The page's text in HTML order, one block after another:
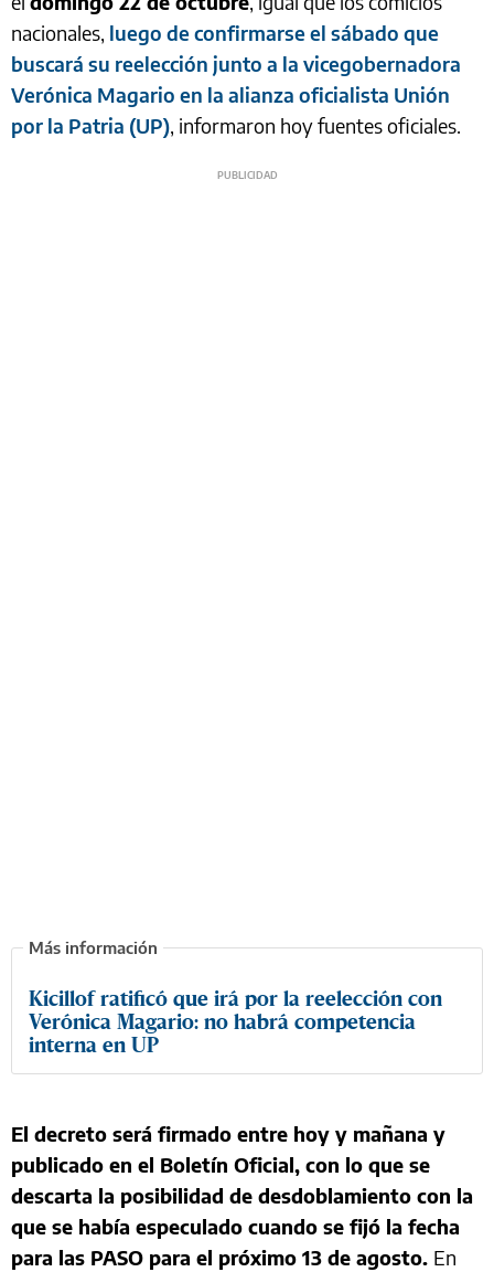
nacionales, luego de confirmarse el sábado que
buscará su reelección junto a la vicegobernadora
Verónica Magario en la alianza oficialista Unión
por la Patria (UP), informaron hoy fuentes oficiales.
Kicillof ratificó que irá por la reelección con
Verónica Magario: no habrá competencia
interna en UP
El decreto será firmado entre hoy y mañana y
publicado en el Boletín Oficial, con lo que se
descarta la posibilidad de desdoblamiento con la
que se había especulado cuando se fijó la fecha
para las PASO para el próximo 13 de agosto. En